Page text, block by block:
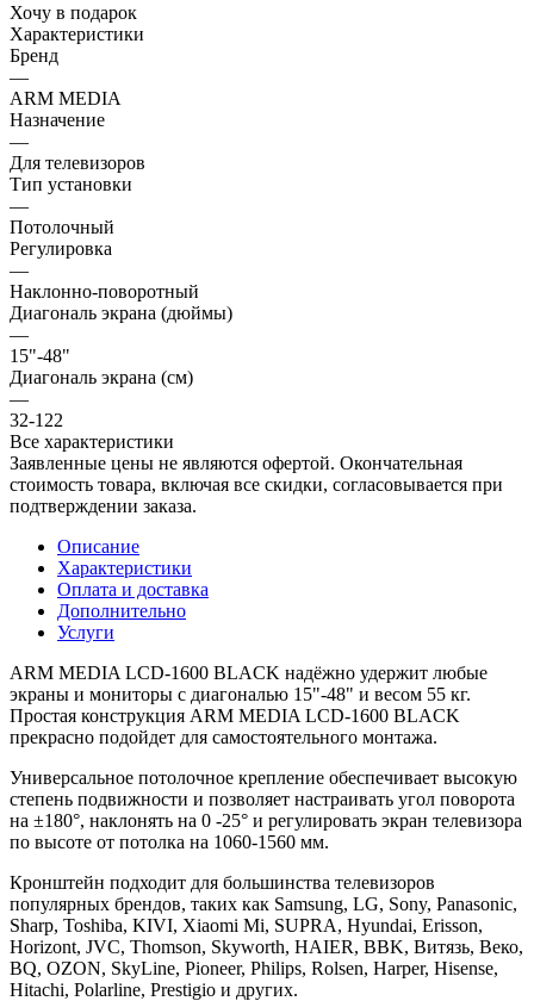
Хочу в подарок
Характеристики
Бренд
—
ARM MEDIA
Назначение
—
Для телевизоров
Тип установки
—
Потолочный
Регулировка
—
Наклонно-поворотный
Диагональ экрана (дюймы)
—
15"-48"
Диагональ экрана (см)
—
32-122
Все характеристики
Заявленные цены не являются офертой. Окончательная
стоимость товара, включая все скидки, согласовывается при
подтверждении заказа.
Описание
Характеристики
Оплата и доставка
Дополнительно
Услуги
ARM MEDIA LCD-1600 BLACK надёжно удержит любые
экраны и мониторы с диагональю 15"-48" и весом 55 кг.
Простая конструкция ARM MEDIA LCD-1600 BLACK
прекрасно подойдет для самостоятельного монтажа.
Универсальное потолочное крепление обеспечивает высокую
степень подвижности и позволяет настраивать угол поворота
на ±180°, наклонять на 0 -25° и регулировать экран телевизора
по высоте от потолка на 1060-1560 мм.
Кронштейн подходит для большинства телевизоров
популярных брендов, таких как Samsung, LG, Sony, Panasonic,
Sharp, Toshiba, KIVI, Xiaomi Mi, SUPRA, Hyundai, Erisson,
Horizont, JVC, Thomson, Skyworth, HAIER, BBK, Витязь, Веко,
BQ, OZON, SkyLine, Pioneer, Philips, Rolsen, Harper, Hisense,
Hitachi, Polarline, Prestigio и других.